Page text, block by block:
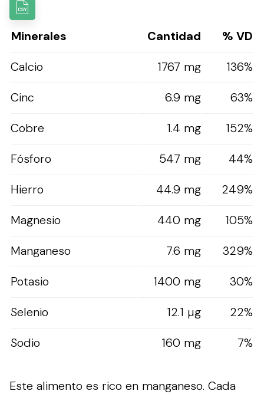
Minerales Cantidad
% VD
Calcio
1767 mg
136%
Cinc
6.9 mg
63%
Cobre
1.4 mg
152%
Fósforo
547 mg
44%
Hierro
44.9 mg
249%
Magnesio
440 mg
105%
Manganeso
7.6 mg
329%
Potasio
1400 mg
30%
Selenio
12.1 µg
22%
Sodio
160 mg 7%
Este alimento es rico en manganeso. Cada